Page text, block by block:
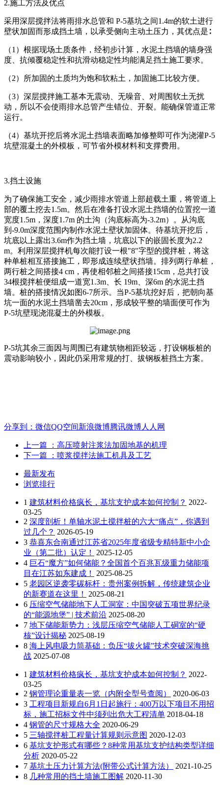
2.施工方法及优点
采用深层搅拌法将雨排水总管和 P-5基坑之间1.4m的软土进行
壁状加固而形成挡土墙，以承受侧向主动土压力，其优点是∶
（1）根据现场土质条件，经初步计算，水泥土挡墙的墙身强
度、抗倾覆稳定性和抗滑动稳定性均能满足挡土施工要求。
（2）所加固的土质均为饱和软粘土，加固施工比较方便。
（3）深层搅拌施工基本无震动、无噪音、对周围软土无扰
动，所以不会使雨排水总管产生错位、开裂。能确保管道正常
运行。
（4）基坑开挖后将水泥土挡墙表面略加修整即可作为浇灌P-5
坑壁混凝土的外模板，可节省外模材料和支撑费用。
3.挡土设施
为了确保施工安全，减少雨排水管道上部超载土重，将管道上
部的覆土挖去1.5m。然后在准备打设水泥土挡墙的位置挖一道
宽度1.5m，深度1.7m 的土沟（沟底标高为-3.2m）。从沟底
到-9.0m深度范围内制作水泥土壁状加固体。待基坑开挖后，
坑底以上露出3.6m作为挡土墙，坑底以下的嵌固长度为2.2
m。利用深层搅拌机每次能打设一根"8"字型的搅拌桩，将这
种单桩相互搭接施工，即形成连续壁状挡墙。排列两行单桩，
两行桩之间搭接4 cm，再使相邻桩之间搭接15cm，总共打设
34根搅拌桩便组成一道宽1.3m、长 19m、深6m 的水泥土挡
墙。桩的搭接情况如图6-7所示。当P-5基坑挖好后，把朝向基
坑一面的水泥土挡墙凿去20cm，形成较平整的墙面便可作为
P-5坑壁现浇混凝土的外模板。
P-5坑其余三面因与周围已有建筑物相距较远，打设钢板桩的
震动影响较小，因此仍采用常规的打、拔钢板桩挡土方案。
分享到： 微信QQ空间新浪微博腾讯微博人人网
上一篇
：高压喷射注浆法加固地基的机理
下一篇
：喷浆搅拌法施工机具及工艺
最新发布
浏览排行
1 建筑材料价格疯长，基坑支护成本如何控制？ 2022-
03-25
2 深度剖析！单轴水泥土搅拌桩的六大“痛点”，你遇到
过几个？ 2026-05-19
3 恭喜东合南通过江苏省2025年度省级专精特新中小企
业（第二批）认定！
2025-12-05
4 巨石“魔方”如何储能？全国首个百兆瓦级重力储能项
目在江苏如东建成！
2025-08-25
5 老园区逆袭零碳标杆：贵州案例拆解，传统建筑企业
的新赛道在这里！
2025-08-21
6 压缩空气储能地下人工洞室：中国突破五项世界纪录
的“能源地堡” | 技术前沿 2025-08-20
7 地下储能新势力：浅层压缩空气储能人工硐室的“硬
核”设计揭秘 2025-08-19
8 海上风电吸力筒基础：负压“拔火罐”技术突破深海挑
战 2025-07-08
1 建筑材料价格疯长，基坑支护成本如何控制？ 2022-
03-25
2 钢管理论重量表一览（内附全型号查阅）
2020-06-03
3 工程项目新规自6月1日起施行：400万以下项目不用招
标，施工招标文件中须列出危大工程清单 2018-04-18
4 钢管的尺寸规格大全 2020-06-29
5 三轴搅拌桩工程量计算规则示意图 2020-12-03
6 基坑支护形式有哪些？8种常用基坑支护结构类型详细
分析 2020-05-22
7 基坑土压力计算方法(附带公式计算方法）
2021-10-25
8 几种常用的挡土墙施工图解 2020-11-30